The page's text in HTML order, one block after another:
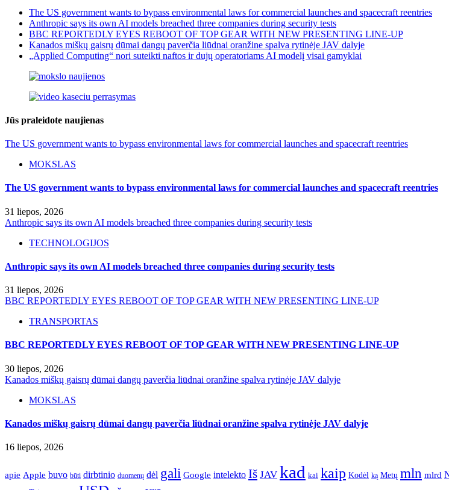
The US government wants to bypass environmental laws for commercial launches and spacecraft reentries
Anthropic says its own AI models breached three companies during security tests
BBC REPORTEDLY EYES REBOOT OF TOP GEAR WITH NEW PRESENTING LINE-UP
Kanados miškų gaisrų dūmai dangų paverčia liūdnai oranžine spalva rytinėje JAV dalyje
„Applied Computing“ nori suteikti naftos ir dujų operatoriams AI modelį visai gamyklai
Jūs praleidote naujienas
The US government wants to bypass environmental laws for commercial launches and spacecraft reentries
MOKSLAS
The US government wants to bypass environmental laws for commercial launches and spacecraft reentries
31 liepos, 2026
Anthropic says its own AI models breached three companies during security tests
TECHNOLOGIJOS
Anthropic says its own AI models breached three companies during security tests
31 liepos, 2026
BBC REPORTEDLY EYES REBOOT OF TOP GEAR WITH NEW PRESENTING LINE-UP
TRANSPORTAS
BBC REPORTEDLY EYES REBOOT OF TOP GEAR WITH NEW PRESENTING LINE-UP
30 liepos, 2026
Kanados miškų gaisrų dūmai dangų paverčia liūdnai oranžine spalva rytinėje JAV dalyje
MOKSLAS
Kanados miškų gaisrų dūmai dangų paverčia liūdnai oranžine spalva rytinėje JAV dalyje
16 liepos, 2026
apie Apple buvo būti dirbtinio duomenų dėl gali Google intelekto Iš JAV kad kai kaip Kodėl ką Metų mln mlrd